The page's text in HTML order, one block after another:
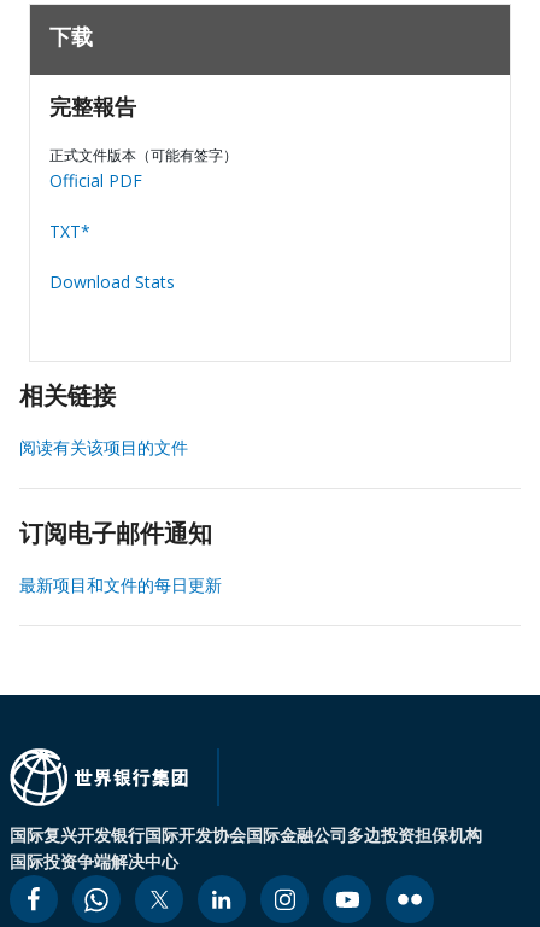
下载
完整報告
正式文件版本（可能有签字）
Official PDF
TXT*
Download Stats
相关链接
阅读有关该项目的文件
订阅电子邮件通知
最新项目和文件的每日更新
国际复兴开发银行国际开发协会国际金融公司多边投资担保机构
国际投资争端解决中心